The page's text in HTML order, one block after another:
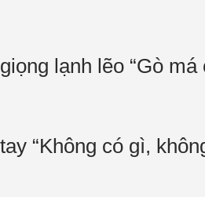
lạnh lẽo “Gò
“Không có gì,